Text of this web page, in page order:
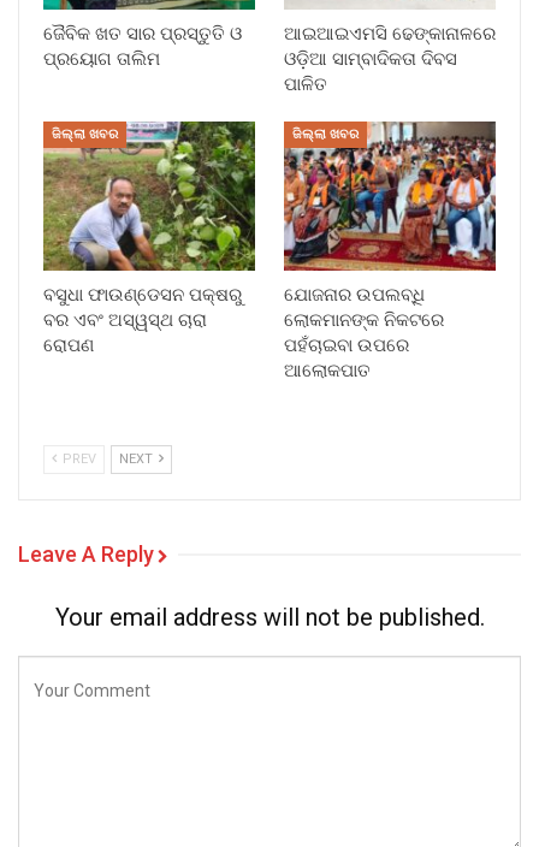
ଜୈବିକ ଖତ ସାର ପ୍ରସ୍ତୁତି ଓ
ପ୍ରୟୋଗ ତାଲିମ
ଆଇଆଇଏମସି ଢେଙ୍କାନାଳରେ
ଓଡ଼ିଆ ସାମ୍ବାଦିକତା ଦିବସ
ପାଳିତ
ଜିଲ୍ଲା ଖବର
ବସୁଧା ଫାଉଣ୍ଡେସନ ପକ୍ଷରୁ
ବର ଏବଂ ଅସ୍ୱସ୍ଥ ଚାରା
ରୋପଣ
ଜିଲ୍ଲା ଖବର
ଯୋଜନାର ଉପଲବ୍ଧି
ଲୋକମାନଙ୍କ ନିକଟରେ
ପହଁଚାଇବା ଉପରେ
ଆଲୋକପାତ
PREV NEXT
Leave A Reply
Your email address will not be published.